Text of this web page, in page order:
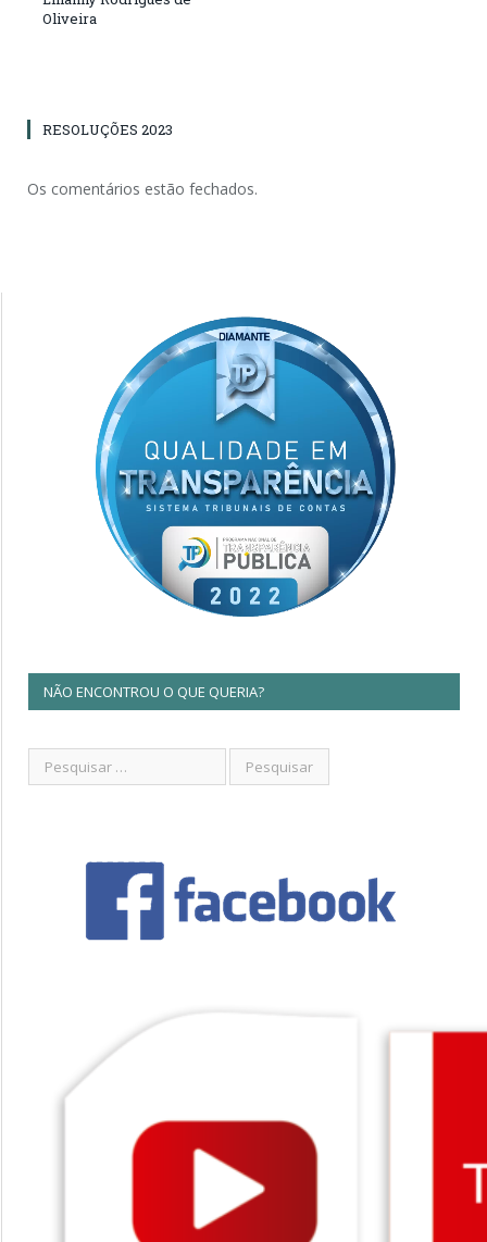
Oliveira
RESOLUÇÕES 2023
Os comentários estão fechados.
NÃO ENCONTROU O QUE QUERIA?